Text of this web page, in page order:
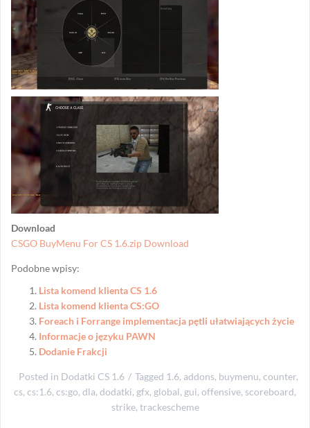
Download
CSGO BuyMenu For CS 1.6.zip Download
Podobne wpisy:
Lista komend klienta CS 1.6
Lista komend klienta CS:GO
Foreach i Forrange implementacja pętli ułatwiających życie
Informacje o języku PAWN
Dodanie Frakcji
Posted in Dodatki CS 1.6 Tagged 1.6, addons, buymenu, counter,
cs, cs:1.6, cs:go, dla, dodatki, gfx, global, gui, offensive, scoreboard,
strike, trackescheme